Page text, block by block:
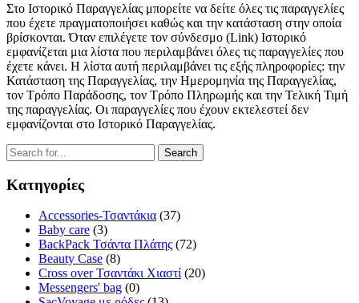
Στο Ιστορικό Παραγγελίας μπορείτε να δείτε όλες τις παραγγελίες
που έχετε πραγματοποιήσει καθώς και την κατάσταση στην οποία
βρίσκονται. Όταν επιλέγετε τον σύνδεσμο (Link) Ιστορικό
εμφανίζεται μια λίστα που περιλαμβάνει όλες τις παραγγελίες που
έχετε κάνει. Η λίστα αυτή περιλαμβάνει τις εξής πληροφορίες: την
Κατάσταση της Παραγγελίας, την Ημερομηνία της Παραγγελίας,
τον Τρόπο Παράδοσης, τον Τρόπο Πληρωμής και την Τελική Τιμή
της παραγγελίας. Οι παραγγελίες που έχουν εκτελεστεί δεν
εμφανίζονται στο Ιστορικό Παραγγελίας.
Κατηγορίες
Accessories-Τσαντάκια (37)
Baby care (3)
BackPack Τσάντα Πλάτης (72)
Beauty Case (8)
Cross over Τσαντάκι Χιαστί (20)
Messengers' bag (0)